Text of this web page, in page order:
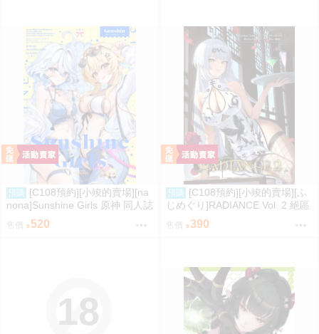
預購
[C108預約][小竣的賣場][na
nona]Sunshine Girls 原神 同人誌
id=3774614
售價 520
預購
[C108預約][小竣的賣場][ふ
じめぐり]RADIANCE Vol. 2 絕區
零 同人誌id=3755087
售價 390
18